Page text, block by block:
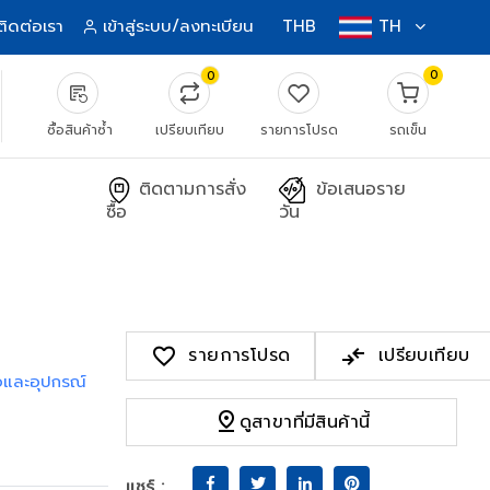
ดต่อเรา เข้าสู่ระบบ/ลงทะเบียน THB TH
source_notes
ซื้อสินค้าซ้ำ
0
เปรียบเทียบ รายการโปรด
0
รถเข็น
ติดตามการสั่ง
ซื้อ
ข้อเสนอราย
วัน
และอุปกรณ์
favorite รายการโปรด compare_arrows เปรียบเทียบ
pin_drop ดูสาขาที่มีสินค้านี้